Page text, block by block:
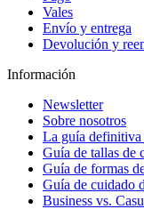
Vales
Envío y entrega
Devolución y
Información
Newsletter
Sobre nosotros
La guía definitiva
Guía de tallas de
Guía de formas
Guía de cuidado
Business vs.